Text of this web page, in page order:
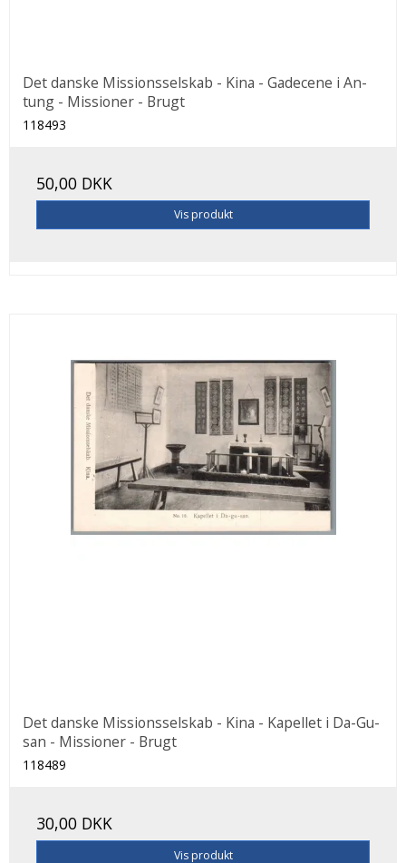
Det danske Missionsselskab - Kina - Gadecene i An-
tung - Missioner - Brugt
118493
50,00 DKK
Vis produkt
Det danske Missionsselskab - Kina - Kapellet i Da-Gu-
san - Missioner - Brugt
118489
30,00 DKK
Vis produkt